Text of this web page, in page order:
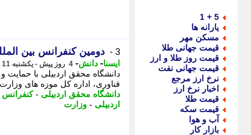
5 + 1
یارانه ها
مسکن مهر
قیمت جهانی طلا
قیمت روز طلا و ارز
قیمت جهانی نفت
نرخ ارز مرجع
اخبار نرخ ارز
قیمت طلا
قیمت سکه
آب و هوا
بازار کار
3 - دومین کنفرانس بین
ایسنا- دانش- 4 روز پیش - یکشنبه 11 مرداد 1405، 10:15
دانشگاه محقق اردبیلی با
فناوری، اداره کل موزه های
دانشگاه محقق اردبیلی -کنفرانس
اردبیلی - وزارت